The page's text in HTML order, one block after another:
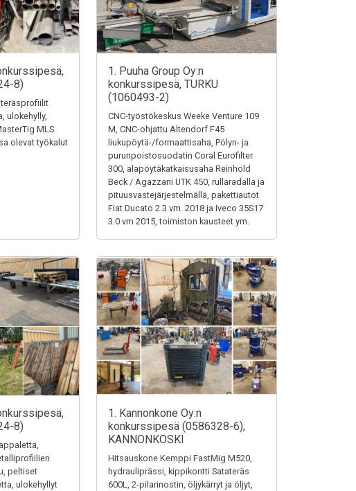
8)
teräsprofiilit
ulokehylly,
MLS
olevat työkalut
1. Puuha Group Oy:n
konkurssipesä, TURKU
(1060493-2)
CNC-työstökeskus Weeke Venture 109
M, CNC-ohjattu Altendorf F45
liukupöytä-/formaattisaha, Pölyn- ja
purunpoistosuodatin Coral Eurofilter
300, alapöytäkatkaisusaha Reinhold
Beck / Agazzani UTK 450, rullaradalla ja
pituusvastejärjestelmällä, pakettiautot
Fiat Ducato 2.3 vm. 2018 ja Iveco 35S17
3.0 vm 2015, toimiston kausteet ym.
8)
peltiset
ulokehyllyt
1. Kannonkone Oy:n
konkurssipesä (0586328-6),
KANNONKOSKI
Hitsauskone Kemppi FastMig M520,
hydrauliprässi, kippikontti Satateräs
600L, 2-pilarinostin, öljykärryt ja öljyt,